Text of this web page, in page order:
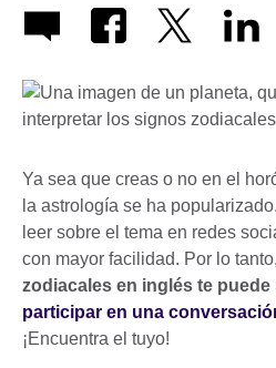
Ya sea que creas o no en el
la astrología se ha
leer sobre el tema en redes
con mayor facilidad. Por lo tanto,
zodiacales en inglés te
participar en una
¡Encuentra el tuyo!